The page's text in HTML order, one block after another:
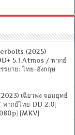
(2025)
5.1.Atmos / พากย์
รยาย: ไทย-อังกฤษ
เฉียวฟง จอมยุทธ์
พากย์ไทย DD 2.0]
[MKV]